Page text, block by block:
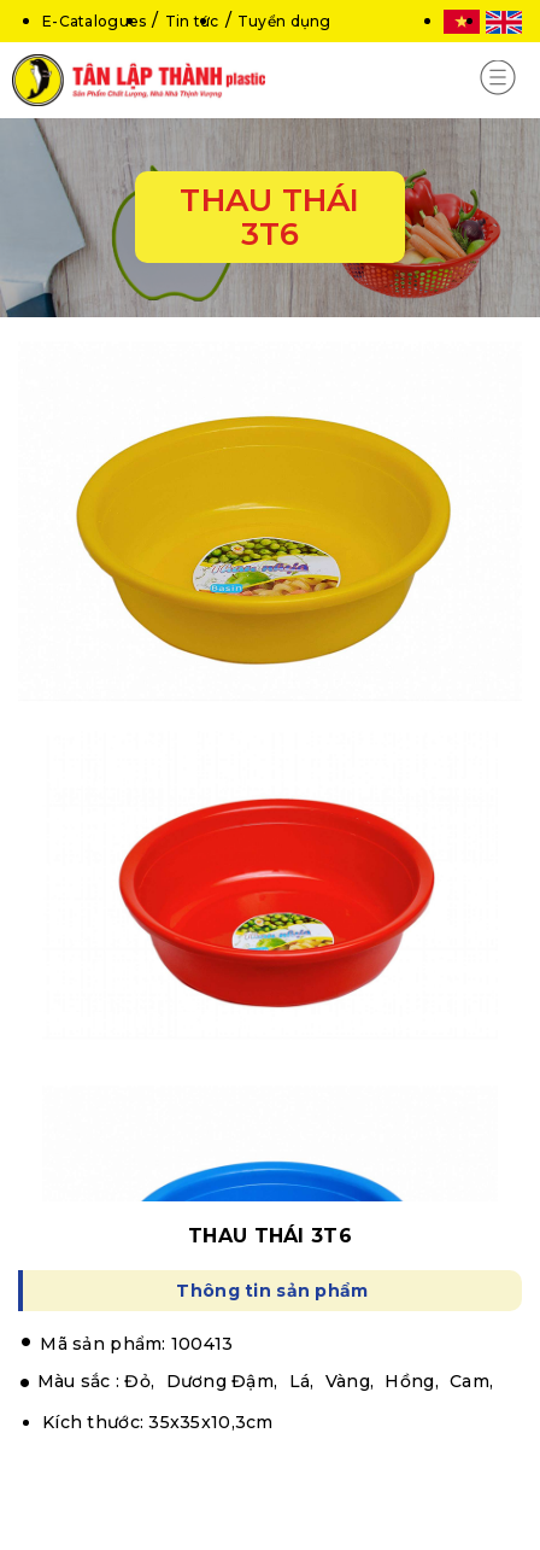
E-Catalogues Tin tức Tuyển dụng
THAU THÁI
3T6
THAU THÁI 3T6
Thông tin sản phẩm
Mã sản phẩm: 100413
. Màu sắc : Đỏ, Dương Đậm, Lá, Vàng, Hồng, Cam,
Kích thước: 35x35x10,3cm